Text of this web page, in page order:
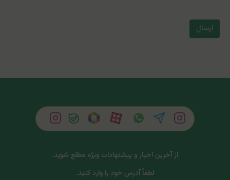
ارسال
از آخرین اخبار و پیشنهادات ویژه مطلع شوید.
لطفاً آدرس خود را وارد کنید.